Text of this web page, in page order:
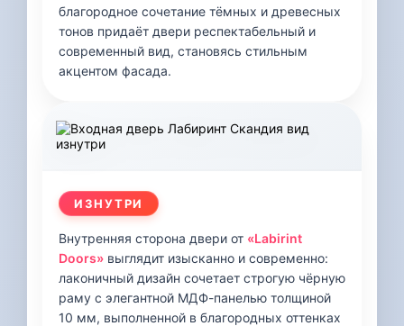
благородное сочетание тёмных и древесных
тонов придаёт двери респектабельный и
современный вид, становясь стильным
акцентом фасада.
ИЗНУТРИ
Внутренняя сторона двери от «Labirint
Doors» выглядит изысканно и современно:
лаконичный дизайн сочетает строгую чёрную
раму с элегантной МДФ-панелью толщиной
10 мм, выполненной в благородных оттенках